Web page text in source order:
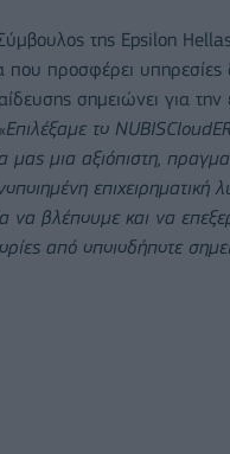
της Epsilon
που προσφέρει υπηρεσίες
σημειώνει για την
Επιλέξαμε το
μας μια αξιόπιστη,
επιχειρηματική
να βλέπουμε και να
από οποιοδήποτε